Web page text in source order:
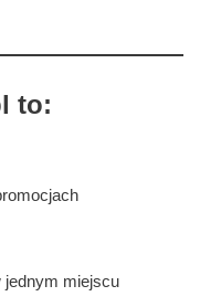
to:
jednym miejscu